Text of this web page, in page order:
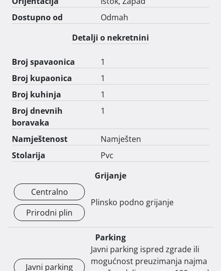
opuštanje.
• Parking: Besplatan javni parking u ulici. •
Garaža: Mogućnost preuzimanja najma garaže
Ovaj stan idealan je za mlade parove, studente,
liječnike ili starije osobe zahvaljujući prizemlju i blizini
zdravstvenih ustanova, kao i mirnom okruženju.
Također, kao i investicija zbog svoje lokacije i
funkcionalnosti.
Dostupno od
Odmah
Detalji o nekretnini
Broj spavaonica
1
Broj kupaonica
1
Broj kuhinja
1
Broj dnevnih
boravaka
1
Namještenost
Namješten
Stolarija
Pvc
Grijanje
Centralno
Prirodni plin
Plinsko podno grijanje
Parking
Javni parking
Javni parking ispred zgrade ili
mogućnost preuzimanja najma